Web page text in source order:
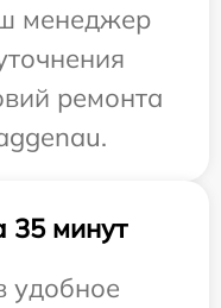
менеджер
ремонта
35 минут
удобное